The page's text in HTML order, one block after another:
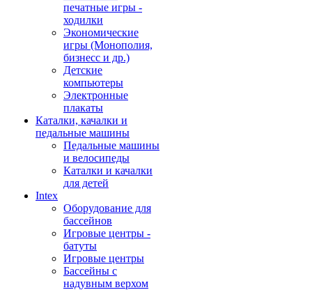
печатные игры -
ходилки
Экономические
игры (Монополия,
бизнесс и др.)
Детские
компьютеры
Электронные
плакаты
Каталки, качалки и
педальные машины
Педальные машины
и велосипеды
Каталки и качалки
для детей
Intex
Оборудование для
бассейнов
Игровые центры -
батуты
Игровые центры
Бассейны с
надувным верхом